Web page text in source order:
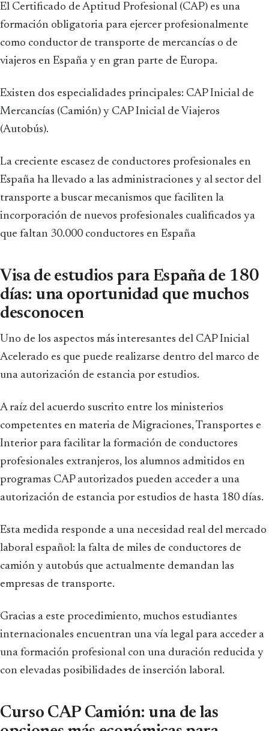
El Certificado de Aptitud Profesional (CAP) es una
formación obligatoria para ejercer profesionalmente
como conductor de transporte de mercancías o de
viajeros en España y en gran parte de Europa.
Existen dos especialidades principales: CAP Inicial de
Mercancías (Camión) y CAP Inicial de Viajeros
(Autobús).
La creciente escasez de conductores profesionales en
España ha llevado a las administraciones y al sector del
transporte a buscar mecanismos que faciliten la
incorporación de nuevos profesionales cualificados ya
que faltan 30.000 conductores en España
Visa de estudios para España de 180
días: una oportunidad que muchos
desconocen
Uno de los aspectos más interesantes del CAP Inicial
Acelerado es que puede realizarse dentro del marco de
una autorización de estancia por estudios.
A raíz del acuerdo suscrito entre los ministerios
competentes en materia de Migraciones, Transportes e
Interior para facilitar la formación de conductores
profesionales extranjeros, los alumnos admitidos en
programas CAP autorizados pueden acceder a una
autorización de estancia por estudios de hasta 180 días.
Esta medida responde a una necesidad real del mercado
laboral español: la falta de miles de conductores de
camión y autobús que actualmente demandan las
empresas de transporte.
Gracias a este procedimiento, muchos estudiantes
internacionales encuentran una vía legal para acceder a
una formación profesional con una duración reducida y
con elevadas posibilidades de inserción laboral.
Curso CAP Camión: una de las